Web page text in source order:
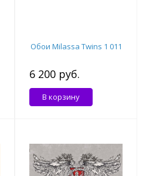
Обои Milassa Twins 1 011
6 200 руб.
В корзину